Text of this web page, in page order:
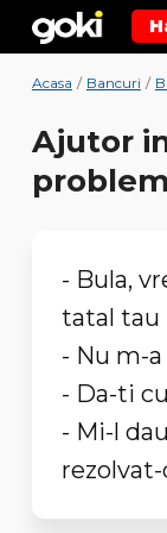
Acasa / Bancuri /
Ajutor
- Bula,
tatal tau
- Nu m-
- Da-ti
- Mi-l